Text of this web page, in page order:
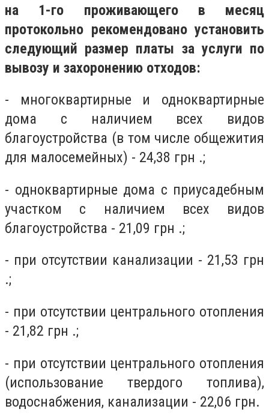
на 1-го проживающего в месяц
протокольно рекомендовано установить
следующий размер платы за услуги по
вывозу и захоронению отходов:
- многоквартирные и одноквартирные
дома с наличием всех видов
благоустройства (в том числе общежития
для малосемейных) - 24,38 грн .;
- одноквартирные дома с приусадебным
участком с наличием всех видов
благоустройства - 21,09 грн .;
- при отсутствии канализации - 21,53 грн
.;
- при отсутствии центрального отопления
- 21,82 грн .;
- при отсутствии центрального отопления
(использование твердого топлива),
водоснабжения, канализации - 22,06 грн.